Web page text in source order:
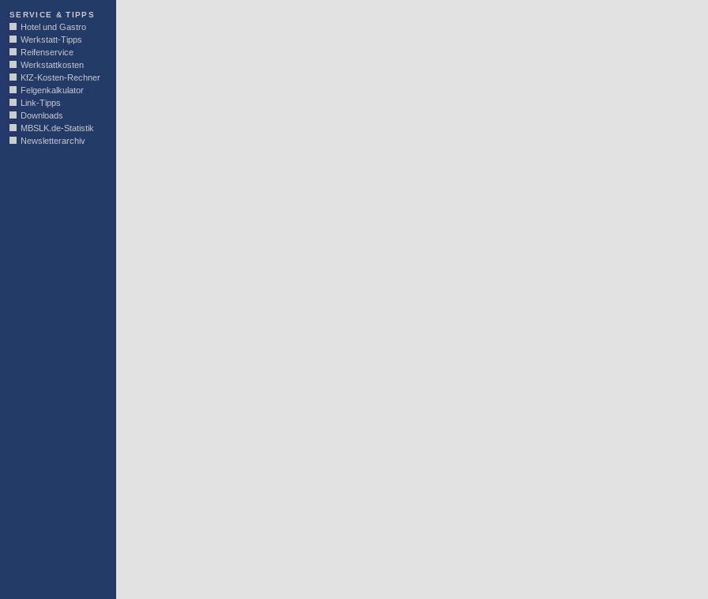
SERVICE & TIPPS
Hotel und Gastro
Werkstatt-Tipps
Reifenservice
Werkstattkosten
KfZ-Kosten-Rechner
Felgenkalkulator
Link-Tipps
Downloads
MBSLK.de-Statistik
Newsletterarchiv